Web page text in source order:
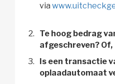
via
Te hoog bedrag
afgeschreven? Of,
Is een transactie
oplaadautomaat